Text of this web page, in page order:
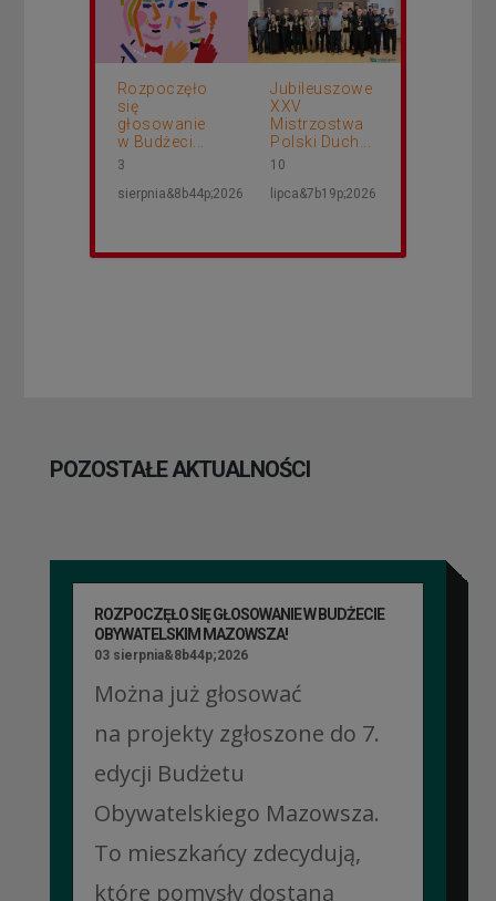
Rozpoczęło
się
głosowanie
w Budżeci...
3
sierpnia&8b44p;2026
Jubileuszowe
XXV
Mistrzostwa
Polski Duch...
10
lipca&7b19p;2026
POZOSTAŁE AKTUALNOŚCI
ROZPOCZĘŁO SIĘ GŁOSOWANIE W BUDŻECIE
OBYWATELSKIM MAZOWSZA!
03 sierpnia&8b44p;2026
Można już głosować
na projekty zgłoszone do 7.
edycji Budżetu
Obywatelskiego Mazowsza.
To mieszkańcy zdecydują,
które pomysły dostaną